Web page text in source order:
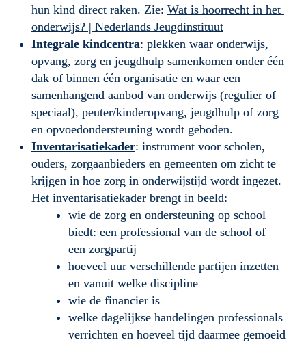
hun kind direct raken. Zie: Wat is hoorrecht in het
onderwijs? | Nederlands Jeugdinstituut
Integrale kindcentra: plekken waar onderwijs,
opvang, zorg en jeugdhulp samenkomen onder één
dak of binnen één organisatie en waar een
samenhangend aanbod van onderwijs (regulier of
speciaal), peuter/kinderopvang, jeugdhulp of zorg
en opvoedondersteuning wordt geboden.
Inventarisatiekader: instrument voor scholen,
ouders, zorgaanbieders en gemeenten om zicht te
krijgen in hoe zorg in onderwijstijd wordt ingezet.
Het inventarisatiekader brengt in beeld:
wie de zorg en ondersteuning op school
biedt: een professional van de school of
een zorgpartij
hoeveel uur verschillende partijen inzetten
en vanuit welke discipline
wie de financier is
welke dagelijkse handelingen professionals
verrichten en hoeveel tijd daarmee gemoeid